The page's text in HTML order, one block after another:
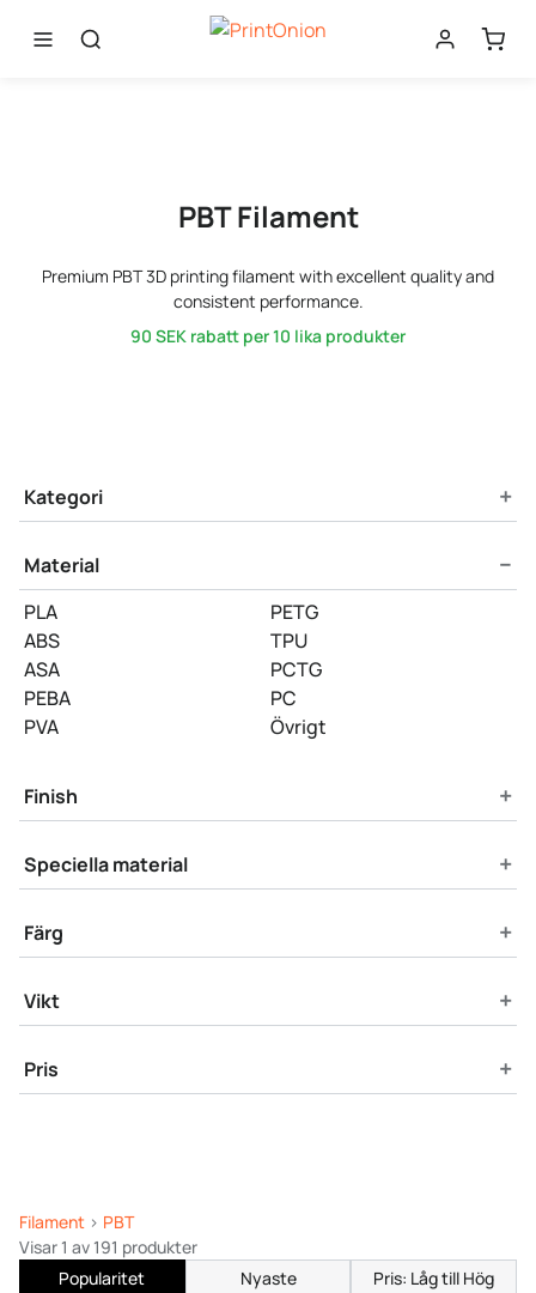
PBT Filament
Premium PBT 3D printing filament with excellent quality and
consistent performance.
90 SEK rabatt per 10 lika produkter
Product Filters
Kategori +
Material −
PLA
PETG
ABS
TPU
ASA
PCTG
PEBA
PC
PVA
Övrigt
Finish +
Speciella material +
Färg +
Vikt +
Pris +
Filament > PBT
Visar 1 av 191 produkter
Popularitet
Nyaste
Pris: Låg till Hög